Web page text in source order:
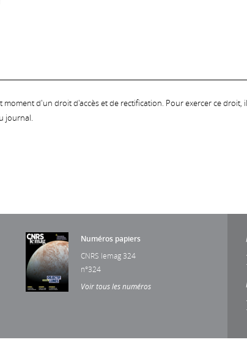
d'un droit d'accès et de rectification. Pour exercer ce droit,
journal.
Numéros papiers
CNRS lemag 324
n°324
Voir tous les numéros